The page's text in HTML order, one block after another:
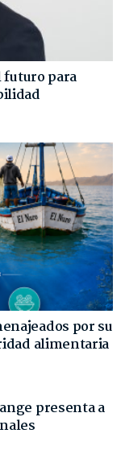
futuro para
por su
alimentaria
presenta a